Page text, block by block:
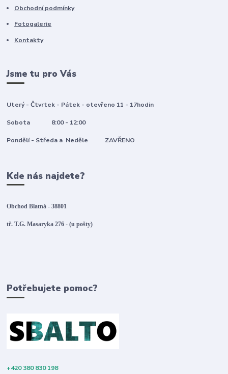
Obchodní podmínky
Fotogalerie
Kontakty
Jsme tu pro Vás
Uterý - Čtvrtek - Pátek - otevřeno 11 - 17hodin
Sobota 8:00 - 12:00
Pondělí - Středa a Neděle ZAVŘENO
Kde nás najdete?
Obchod Blatná - 38801
tř. T.G. Masaryka 276 - (u pošty)
Potřebujete pomoc?
+420 380 830 198